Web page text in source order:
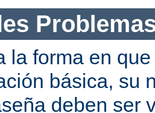
la forma en
básica, su
deben ser